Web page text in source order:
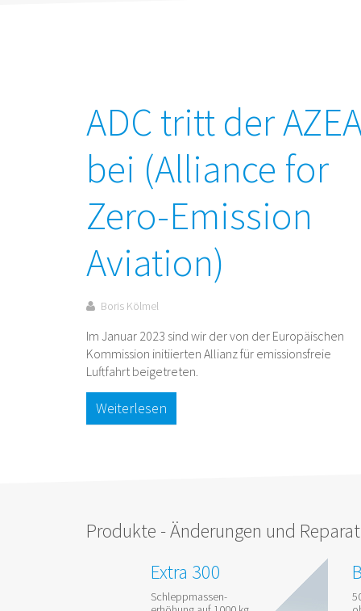
ADC tritt der
bei (Alliance for
Zero-Emission
Aviation)
Boris Kölmel
Im Januar 2023 sind wir der von der Europäischen
Kommission initiierten Allianz für emissionsfreie
Luftfahrt beigetreten.
Weiterlesen
Produkte - Änderungen und
Extra 300
Schleppmassen-